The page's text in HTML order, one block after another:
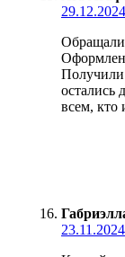
29.12.2024
Получили
остались
всем, кто
23.11.2024